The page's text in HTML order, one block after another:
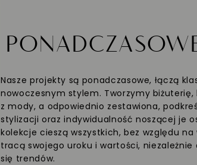
Nasze projekty są ponadczasowe, łączą
nowoczesnym stylem. Tworzymy
z mody, a odpowiednio zestawiona,
stylizacji oraz indywidualność noszącej je
kolekcje cieszą wszystkich, bez względu na
tracą swojego uroku i wartości,
się trendów.